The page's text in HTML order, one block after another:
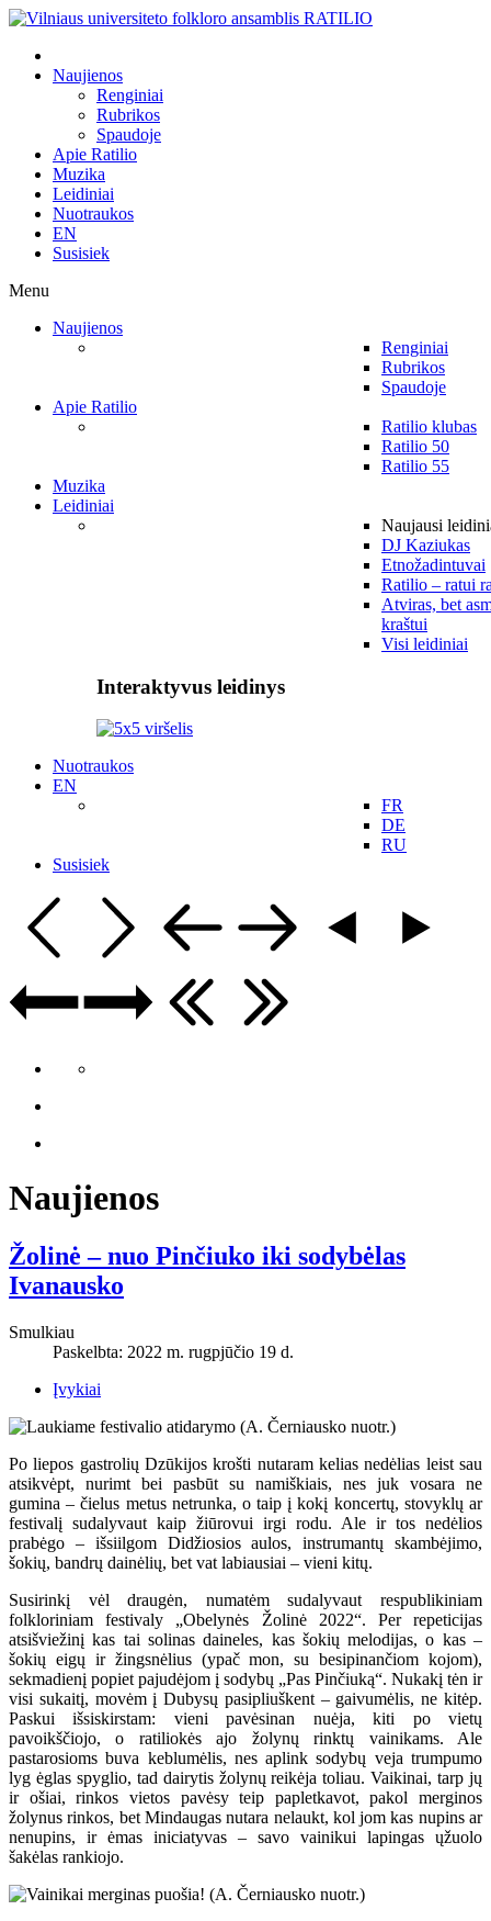
Naujienos
Renginiai
Rubrikos
Spaudoje
Apie Ratilio
Muzika
Leidiniai
Nuotraukos
EN
Susisiek
Menu
Naujienos
Renginiai
Rubrikos
Spaudoje
Apie Ratilio
Ratilio klubas
Ratilio 50
Ratilio 55
Muzika
Leidiniai
Naujausi
DJ Kaziukas
Etnožadintuvai
Ratilio – ratui
Atviras, bet
kraštui
Visi leidiniai
Interaktyvus leidinys
Nuotraukos
EN
FR
DE
RU
Susisiek
Naujienos
Žolinė – nuo Pinčiuko iki sodybėlas
Ivanausko
Smulkiau
Paskelbta: 2022 m. rugpjūčio 19 d.
Įvykiai
Po liepos gastrolių Dzūkijos krošti nutaram kelias nedėlias leist sau
atsikvėpt, nurimt bei pasbūt su namiškiais, nes juk vosara ne
gumina – čielus metus netrunka, o taip į kokį koncertų, stovyklų ar
festivalį sudalyvaut kaip žiūrovui irgi rodu. Ale ir tos nedėlios
prabėgo – išsiilgom Didžiosios aulos, instrumantų skambėjimo,
šokių, bandrų dainėlių, bet vat labiausiai – vieni kitų.
Susirinkį vėl draugėn, numatėm sudalyvaut respublikiniam
folkloriniam festivaly „Obelynės Žolinė 2022“. Per repeticijas
atsišviežinį kas tai solinas daineles, kas šokių melodijas, o kas –
šokių eigų ir žingsnėlius (ypač mon, su besipinančiom kojom),
sekmadienį popiet pajudėjom į sodybų „Pas Pinčiuką“. Nukakį tėn ir
visi sukaitį, movėm į Dubysų pasipliuškent – gaivumėlis, ne kitėp.
Paskui išsiskirstam: vieni pavėsinan nuėja, kiti po vietų
pavoikščiojo, o ratiliokės ajo žolynų rinktų vainikams. Ale
pastarosioms buva keblumėlis, nes aplink sodybų veja trumpumo
lyg ėglas spyglio, tad dairytis žolynų reikėja toliau. Vaikinai, tarp jų
ir ošiai, rinkos vietos pavėsy teip papletkavot, pakol merginos
žolynus rinkos, bet Mindaugas nutara nelaukt, kol jom kas nupins ar
nenupins, ir ėmas iniciatyvas – savo vainikui lapingas ųžuolo
šakėlas rankiojo.